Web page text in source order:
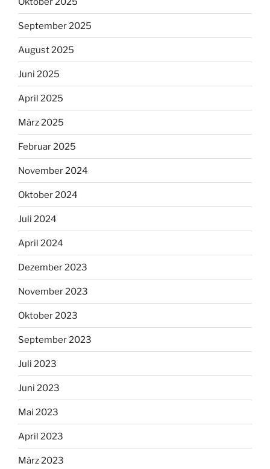
September 2025
August 2025
Juni 2025
April 2025
März 2025
Februar 2025
November 2024
Oktober 2024
Juli 2024
April 2024
Dezember 2023
November 2023
Oktober 2023
September 2023
Juli 2023
Juni 2023
Mai 2023
April 2023
März 2023